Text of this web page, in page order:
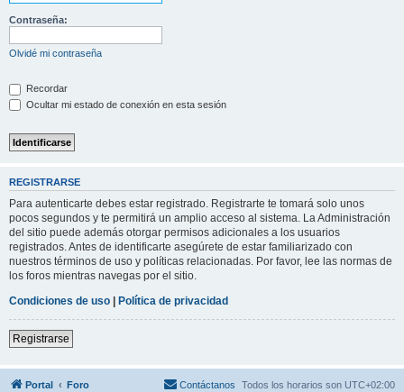
Contraseña:
Olvidé mi contraseña
Recordar
Ocultar mi estado de conexión en esta sesión
REGISTRARSE
Para autenticarte debes estar registrado. Registrarte te tomará solo unos
pocos segundos y te permitirá un amplio acceso al sistema. La Administración
del sitio puede además otorgar permisos adicionales a los usuarios
registrados. Antes de identificarte asegúrete de estar familiarizado con
nuestros términos de uso y políticas relacionadas. Por favor, lee las normas de
los foros mientras navegas por el sitio.
Condiciones de uso | Política de privacidad
Registrarse
Portal Foro Todos los horarios son UTC+02:00
Contáctanos